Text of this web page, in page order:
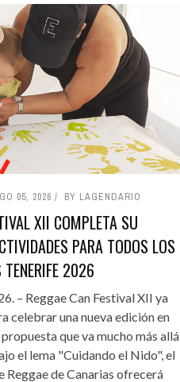
05, 2026 BY LAGENDARIO
XII COMPLETA SU
PARA TODOS LOS
TENERIFE 2026
– Reggae Can Festival XII ya
celebrar una nueva edición en
que va mucho más allá
el lema "Cuidando el Nido", el
Reggae de Canarias ofrecerá